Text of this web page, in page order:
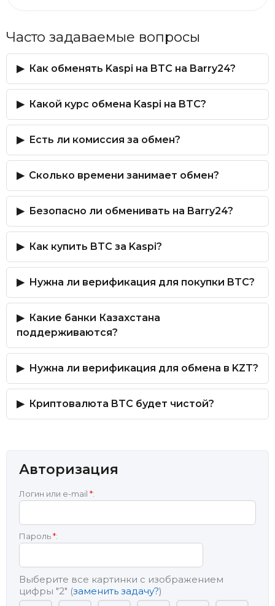
Часто задаваемые вопросы
Как обменять Kaspi на BTC на Barry24?
Какой курс обмена Kaspi на BTC?
Есть ли комиссия за обмен?
Сколько времени занимает обмен?
Безопасно ли обменивать на Barry24?
Как купить BTC за Kaspi?
Нужна ли верификация для покупки BTC?
Какие банки Казахстана
поддерживаются?
Нужна ли верификация для обмена в KZT?
Криптовалюта BTC будет чистой?
Авторизация
Логин или e-mail *:
Пароль*:
Выберите все картинки с изображением
цифры "2" (заменить задачу?)